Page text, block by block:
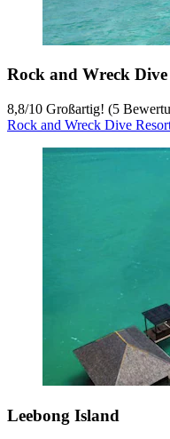
Rock and Wreck Dive
8,8/10 Großartig! (5
Rock and Wreck Dive
Leebong Island